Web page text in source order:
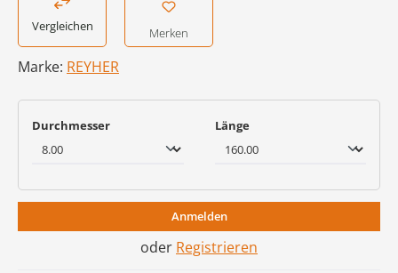
Vergleichen Merken
Marke: REYHER
Durchmesserauswählen Längeauswählen
Anmelden
oder Registrieren